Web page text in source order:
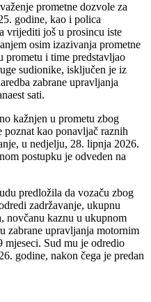
prometne dozvole za
godine, kao i polica
vrijediti još u prosincu iste
osim izazivanja prometne
prometu i time predstavljao
sudionike, isključen je iz
zabrane upravljanja
sati.
kažnjen u prometu zbog
kao ponavljač raznih
u nedjelju, 28. lipnja 2026.
postupku je odveden na
predložila da vozaču zbog
zadržavanje, ukupnu
novčanu kaznu u ukupnom
zabrane upravljanja motornim
Sud mu je odredio
godine, nakon čega je predan